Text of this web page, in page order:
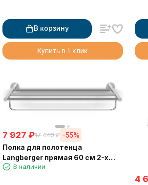
В корзину
Купить в 1 клик
7 927 ₽17 440 ₽ -55%
Полка для полотенца
Langberger прямая 60 см 2-х
этажная 11003B
В наличии
4